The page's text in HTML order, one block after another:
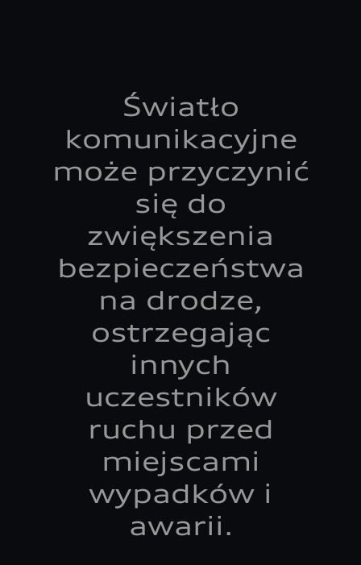
Światło
komunikacyjne
może przyczynić
się do
zwiększenia
bezpieczeństwa
na drodze,
ostrzegając
innych
uczestników
ruchu przed
miejscami
wypadków i
awarii.